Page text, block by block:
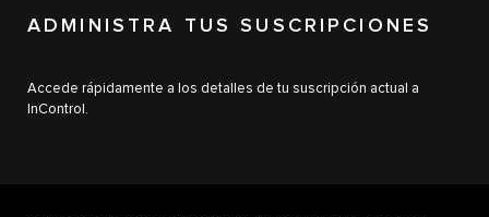
ADMINISTRA TUS SUSCRIPCIONES
Accede rápidamente a los detalles de tu suscripción actual a
InControl.